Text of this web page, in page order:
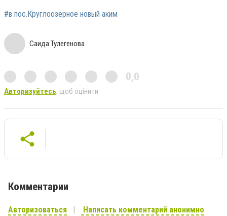
#в пос.Круглоозерное новый аким
Саида Тулегенова
0,0
Авторизуйтесь, щоб оцінити
Комментарии
Авторизоваться Написать комментарий анонимно